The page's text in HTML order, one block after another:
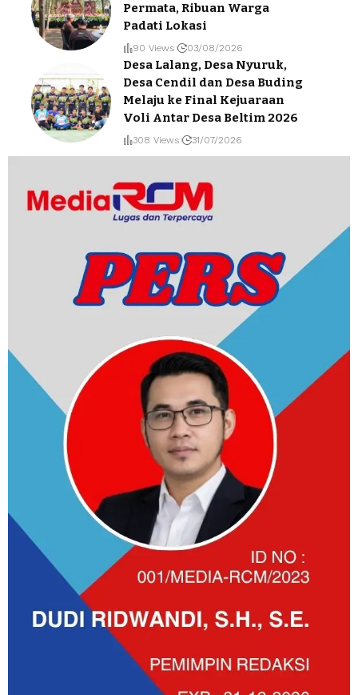
Permata, Ribuan Warga
Padati Lokasi
90 Views 03/08/2026
Desa Lalang, Desa Nyuruk,
Desa Cendil dan Desa Buding
Melaju ke Final Kejuaraan
Voli Antar Desa Beltim 2026
308 Views 31/07/2026